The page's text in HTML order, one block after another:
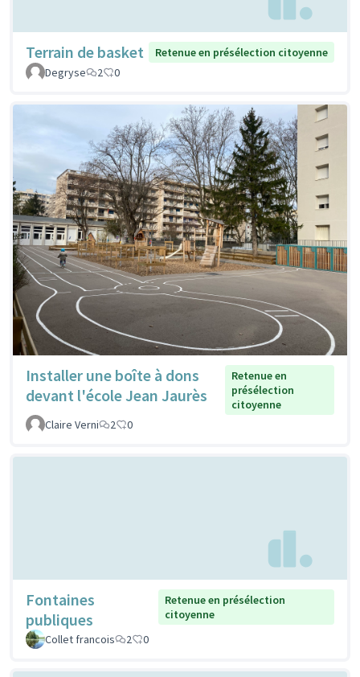
Terrain de basket
Retenue en présélection citoyenne
Degryse
2 0
Installer une boîte à dons
devant l'école Jean Jaurès
Retenue en
présélection
citoyenne
Claire Verni
2 0
Fontaines
publiques
Retenue en présélection
citoyenne
Collet francois
2 0